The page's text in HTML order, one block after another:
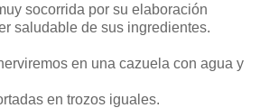
socorrida por su elaboración
saludable de sus ingredientes.
en una cazuela con agua y
en trozos iguales.